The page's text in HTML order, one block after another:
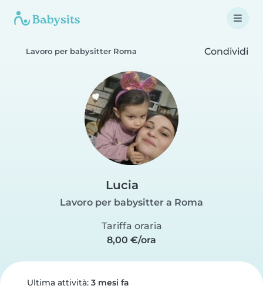
Lavoro per babysitter Roma Condividi
Lucia
Lavoro per babysitter a Roma
Tariffa oraria
8,00 €/ora
Ultima attività: 3 mesi fa